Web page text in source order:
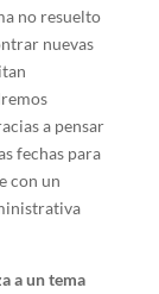
no resuelto
nuevas
a pensar
fechas para
con un
a un tema